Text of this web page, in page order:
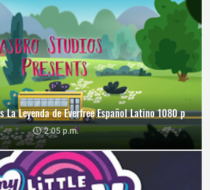
La Leyenda de Everfree Español Latino 1080 p
2:05 p.m.